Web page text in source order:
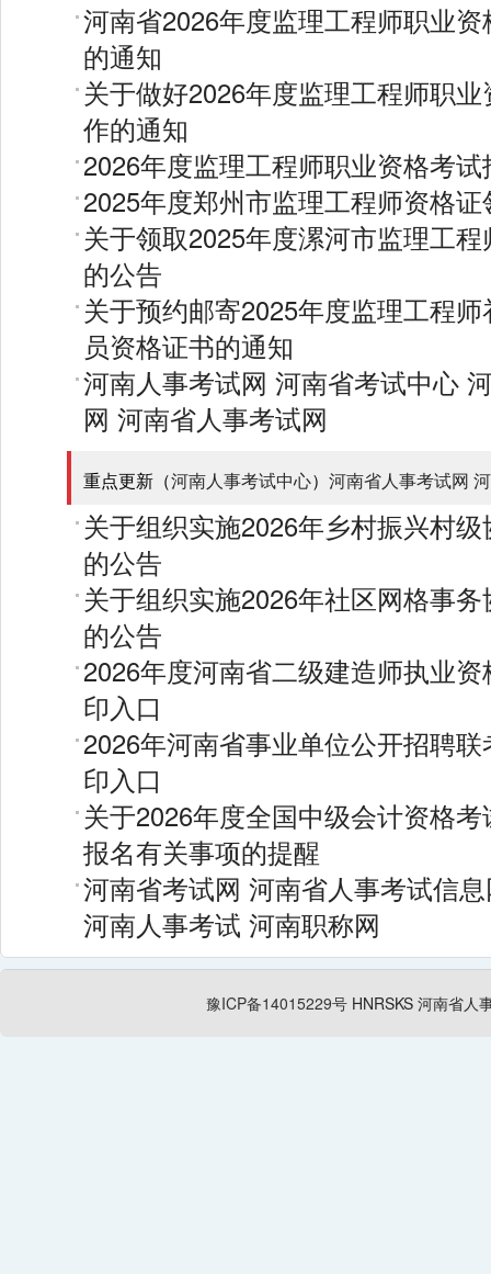
河南省2026年度监理工程师职业
的通知
关于做好2026年度监理工程师职
作的通知
2026年度监理工程师职业资格考
2025年度郑州市监理工程师资格
关于领取2025年度漯河市监理工
的公告
关于预约邮寄2025年度监理工程
员资格证书的通知
河南人事考试网 河南省考试中心
网 河南省人事考试网
重点更新（河南人事考试中心） 河南省人事考试网
关于组织实施2026年乡村振兴村
的公告
关于组织实施2026年社区网格事
的公告
2026年度河南省二级建造师执业
印入口
2026年河南省事业单位公开招聘
印入口
关于2026年度全国中级会计资格
报名有关事项的提醒
河南省考试网 河南省人事考试信
河南人事考试 河南职称网
豫ICP备14015229号 HNRSKS 河南省人